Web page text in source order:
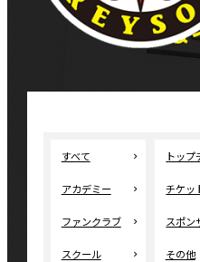
試合＆
すべて トップ
アカデミー チケッ
ファンクラブ スポン
スクール その他